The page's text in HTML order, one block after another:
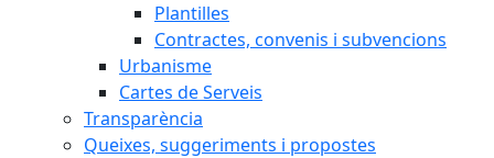
Plantilles
Contractes, convenis i subvencions
Urbanisme
Cartes de Serveis
Transparència
Queixes, suggeriments i propostes